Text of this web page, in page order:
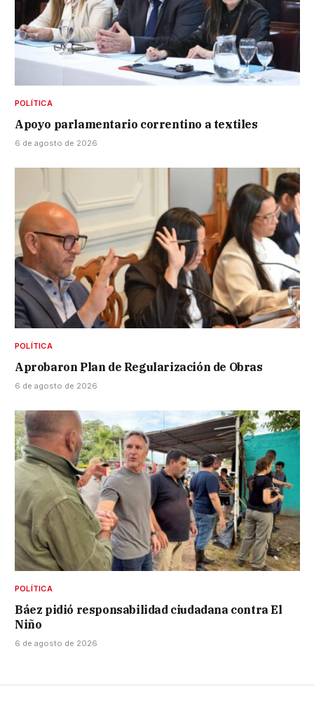
POLÍTICA
Apoyo parlamentario correntino a textiles
6 de agosto de 2026
POLÍTICA
Aprobaron Plan de Regularización de Obras
6 de agosto de 2026
POLÍTICA
Báez pidió responsabilidad ciudadana contra El
Niño
6 de agosto de 2026